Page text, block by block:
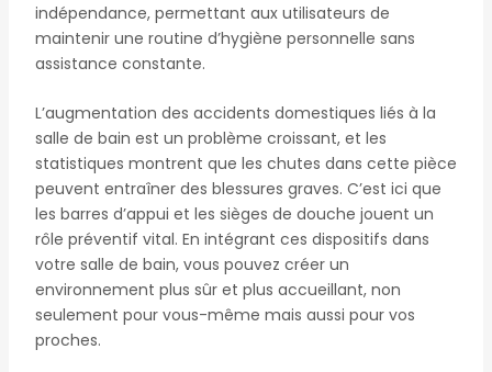
indépendance, permettant aux utilisateurs de
maintenir une routine d’hygiène personnelle sans
assistance constante.
L’augmentation des accidents domestiques liés à la
salle de bain est un problème croissant, et les
statistiques montrent que les chutes dans cette pièce
peuvent entraîner des blessures graves. C’est ici que
les barres d’appui et les sièges de douche jouent un
rôle préventif vital. En intégrant ces dispositifs dans
votre salle de bain, vous pouvez créer un
environnement plus sûr et plus accueillant, non
seulement pour vous-même mais aussi pour vos
proches.